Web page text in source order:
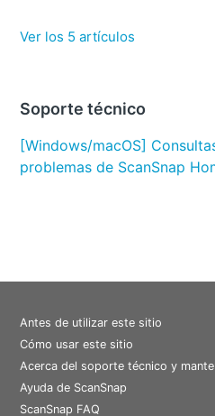
Ver los 5 artículos
Soporte técnico
[Windows/macOS]
problemas de ScanSnap
Antes de utilizar este sitio
Cómo usar este sitio
Acerca del soporte técnico y
Ayuda de ScanSnap
ScanSnap FAQ